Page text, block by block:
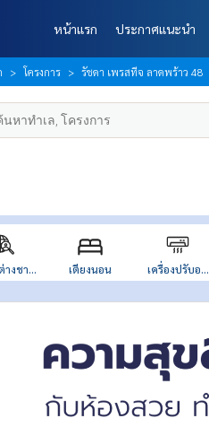
หน้าแรก ประกาศแนะนำ
โครงการ รัชดา เพรสทีจ ลาดพร้าว 48
างชา... เตียงนอน เครื่องปรับอ...